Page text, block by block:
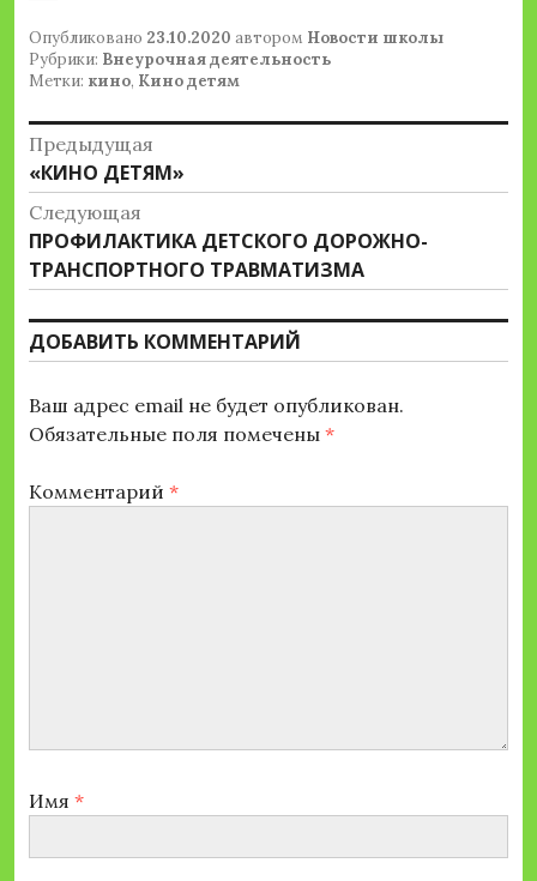
Опубликовано 23.10.2020 автором Новости школы
Рубрики: Внеурочная деятельность
Метки: кино, Кино детям
Навигация
по
записям
Предыдущая
Предыдущая
запись:
«КИНО ДЕТЯМ»
Следующая
Следующая
запись:
ПРОФИЛАКТИКА ДЕТСКОГО ДОРОЖНО-
ТРАНСПОРТНОГО ТРАВМАТИЗМА
ДОБАВИТЬ КОММЕНТАРИЙ
Ваш адрес email не будет опубликован.
Обязательные поля помечены *
Комментарий *
Имя *